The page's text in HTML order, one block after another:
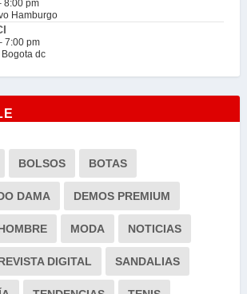
8:00 pm
Hamburgo
7:00 pm
, Bogota dc
BOLSOS BOTAS
DAMA DEMOS PREMIUM
MODA NOTICIAS
DIGITAL SANDALIAS